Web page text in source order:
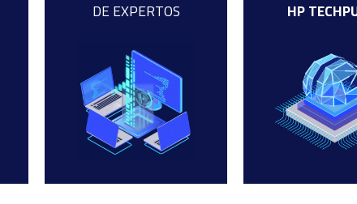
DE EXPERTOS
HP